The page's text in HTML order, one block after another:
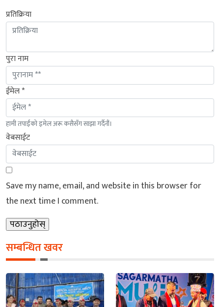
प्रतिक्रिया
पुरा नाम
ईमेल *
हामी तपाईंको इमेल अरू कसैसँग साझा गर्दैनौं।
वेबसाईट
Save my name, email, and website in this browser for
the next time I comment.
सम्बन्धित खवर